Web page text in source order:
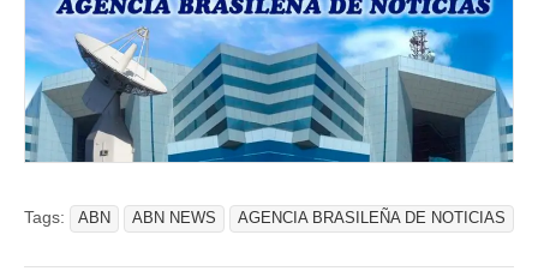
Tags: ABN ABN NEWS AGENCIA BRASILEÑA DE NOTICIAS